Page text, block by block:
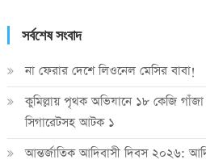
সর্বশেষ সংবাদ
না ফেরার দেশে লিওনেল মেসির বাবা!
কুমিল্লায় পৃথক অভিযানে ১৮ কেজি
সিগারেটসহ আটক ১
আন্তর্জাতিক আদিবাসী দিবস ২০২৬: